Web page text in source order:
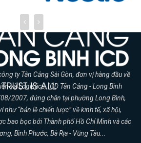
ty Tân Cảng Sài Gòn, đơn vị hàng đầu về
và Logistics, ICD Tân Cảng - Long Bình
2007, đứng chân tại phường Long Bình,
như “bản lề chiến lược” về kinh tế, xã hội,
bao bọc bởi Thành phố Hồ Chí Minh và các
Bình Phước, Bà Rịa - Vũng Tàu...